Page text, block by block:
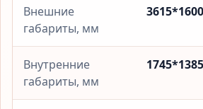
Внешние
габариты, мм
Внутренние
габариты, мм